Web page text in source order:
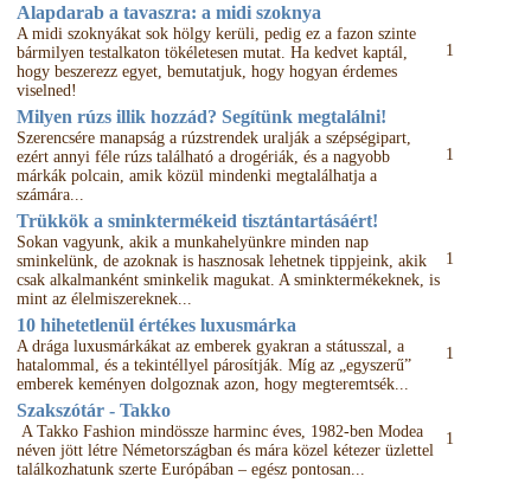
Alapdarab a tavaszra: a midi szoknya
A midi szoknyákat sok hölgy kerüli, pedig ez a fazon szinte
bármilyen testalkaton tökéletesen mutat. Ha kedvet kaptál,
hogy beszerezz egyet, bemutatjuk, hogy hogyan érdemes
viselned!
1
Milyen rúzs illik hozzád? Segítünk megtalálni!
Szerencsére manapság a rúzstrendek uralják a szépségipart,
ezért annyi féle rúzs található a drogériák, és a nagyobb
márkák polcain, amik közül mindenki megtalálhatja a
számára...
1
Trükkök a sminktermékeid tisztántartásáért!
Sokan vagyunk, akik a munkahelyünkre minden nap
sminkelünk, de azoknak is hasznosak lehetnek tippjeink, akik
csak alkalmanként sminkelik magukat. A sminktermékeknek, is
mint az élelmiszereknek...
1
10 hihetetlenül értékes luxusmárka
A drága luxusmárkákat az emberek gyakran a státusszal, a
hatalommal, és a tekintéllyel párosítják. Míg az „egyszerű”
emberek keményen dolgoznak azon, hogy megteremtsék...
1
Szakszótár - Takko
A Takko Fashion mindössze harminc éves, 1982-ben Modea
néven jött létre Németországban és mára közel kétezer üzlettel
találkozhatunk szerte Európában – egész pontosan...
1